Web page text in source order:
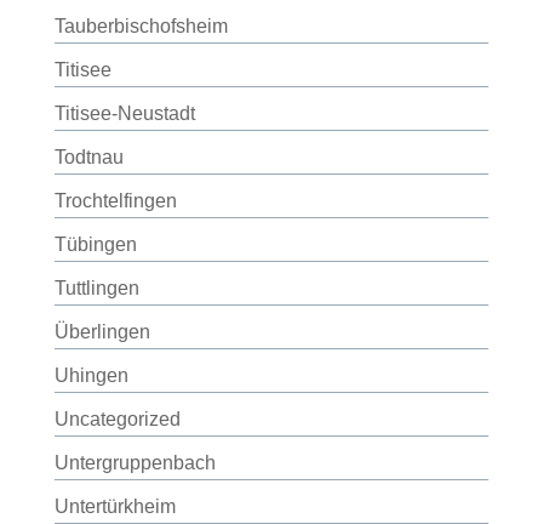
Tauberbischofsheim
Titisee
Titisee-Neustadt
Todtnau
Trochtelfingen
Tübingen
Tuttlingen
Überlingen
Uhingen
Uncategorized
Untergruppenbach
Untertürkheim